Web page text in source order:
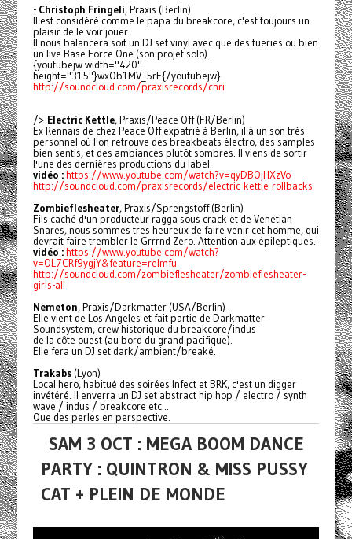
- Christoph Fringeli, Praxis (Berlin)
Il est considéré comme le papa du breakcore, c'est toujours un
plaisir de le voir jouer.
Il nous balancera soit un DJ set vinyl avec que des tueries ou bien
un live Base Force One (son projet solo).
{youtubejw width="420"
height="315"}wxOb1MV_5rE{/youtubejw}
http://soundcloud.com/praxisrecords/chri
/>-Electric Kettle, Praxis/Peace Off (FR/Berlin)
Ex Rennais de chez Peace Off expatrié à Berlin, il à un son très
personnel où l'on retrouve des breakbeats électro, des samples
bien sentis, et des ambiances plutôt sombres. Il viens de sortir
l'une des dernières productions du label.
vidéo :https://www.youtube.com/watch?v=qyDBOjHXzVo
http://soundcloud.com/praxisrecords/electric-kettle-rollbacks
Zombieflesheater, Praxis/Sprengstoff (Berlin)
Fils caché d'un producteur ragga sous crack et de Venetian
Snares, nous sommes tres heureux de faire venir cet homme, qui
devrait faire trembler le Grrrnd Zero. Attention aux épileptiques.
vidéo :https://www.youtube.com/watch?
v=OL7CRf9ygjY&feature=relmfu
http://soundcloud.com/zombieflesheater/zombieflesheater-
girls-all
Nemeton, Praxis/Darkmatter (USA/Berlin)
Elle vient de Los Angeles et fait partie de Darkmatter
Soundsystem, crew historique du breakcore/indus
de la côte ouest (au bord du grand pacifique).
Elle fera un DJ set dark/ambient/breaké.
Trakabs(Lyon)
Local hero, habitué des soirées Infect et BRK, c'est un digger
invétéré. Il enverra un DJ set abstract hip hop / electro / synth
wave / indus / breakcore etc...
Que des perles en perspective.
SAM 3 OCT : MEGA BOOM DANCE
PARTY : QUINTRON & MISS PUSSY
CAT + PLEIN DE MONDE